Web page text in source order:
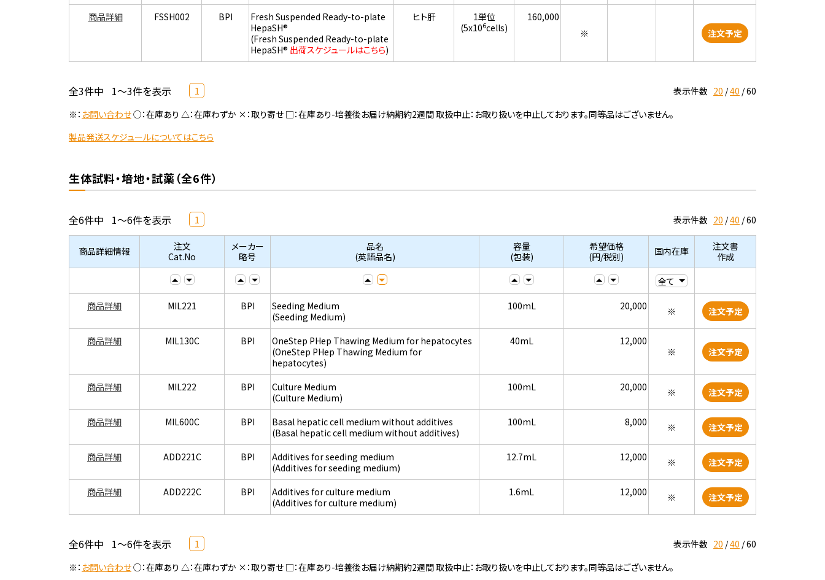
商品詳細 FSSH002 BPI
Fresh Suspended Ready-to-plate
HepaSH®
(Fresh Suspended Ready-to-plate
HepaSH® 出荷スケジュールはこちら)
ヒト肝
1単位
(5x106cells)
160,000
※
注文予定
全3件中 1～3件を表示 1 表示件数 20 40 60
※： お問い合わせ○：在庫あり △：在庫わずか ×：取り寄せ □：在庫あり-培養後お届け納期約2週間 取扱中止：お取り扱いを中止しております。同等品はございません。
製品発送スケジュールについてはこちら
生体試料・培地・試薬（全6件）
全6件中 1～6件を表示 1 表示件数 20 40 60
商品詳細情報
注文
Cat.No
メーカー
略号
品名
(英語品名)
容量
(包装)
希望価格
(円/税別)
国内在庫
注文書
作成
商品詳細 MIL221 BPI
Seeding Medium
(Seeding Medium)
100mL 20,000 ※ 注文予定
商品詳細 MIL130C BPI
OneStep PHep Thawing Medium for hepatocytes
(OneStep PHep Thawing Medium for
hepatocytes)
40mL
12,000
※
注文予定
商品詳細 MIL222 BPI
Culture Medium
(Culture Medium)
100mL 20,000 ※ 注文予定
商品詳細 MIL600C BPI
Basal hepatic cell medium without additives
(Basal hepatic cell medium without additives)
100mL 8,000 ※ 注文予定
商品詳細 ADD221C BPI
Additives for seeding medium
(Additives for seeding medium)
12.7mL 12,000 ※ 注文予定
商品詳細 ADD222C BPI
Additives for culture medium
(Additives for culture medium)
1.6mL 12,000 ※ 注文予定
全6件中 1～6件を表示 1 表示件数 20 40 60
※： お問い合わせ○：在庫あり △：在庫わずか ×：取り寄せ □：在庫あり-培養後お届け納期約2週間 取扱中止：お取り扱いを中止しております。同等品はございません。